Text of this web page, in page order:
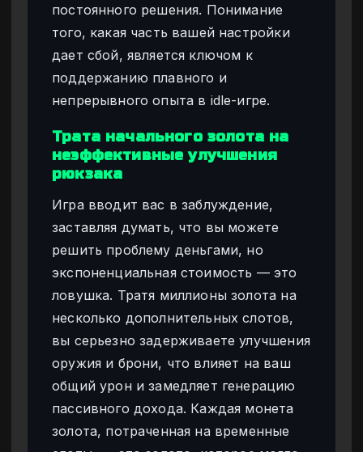
постоянного решения. Понимание
того, какая часть вашей настройки
дает сбой, является ключом к
поддержанию плавного и
непрерывного опыта в idle-игре.
Трата начального золота на
неэффективные улучшения
рюкзака
Игра вводит вас в заблуждение,
заставляя думать, что вы можете
решить проблему деньгами, но
экспоненциальная стоимость — это
ловушка. Тратя миллионы золота на
несколько дополнительных слотов,
вы серьезно задерживаете улучшения
оружия и брони, что влияет на ваш
общий урон и замедляет генерацию
пассивного дохода. Каждая монета
золота, потраченная на временные